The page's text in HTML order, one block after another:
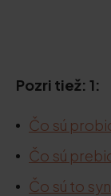
Pozri tiež: 1:
Čo sú
Čo sú
Čo sú to